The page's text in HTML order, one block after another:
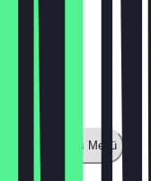
Zeige ganzes Menü